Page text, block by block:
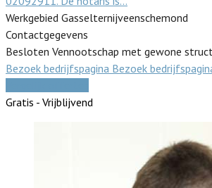
Werkgebied Gasselternijveenschemond
Contactgegevens
Besloten Vennootschap met gewone
Bezoek bedrijfspagina Bezoek
Gratis - Vrijblijvend